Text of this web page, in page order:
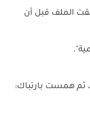
الملف قبل أن
ثم همست بارتباك: